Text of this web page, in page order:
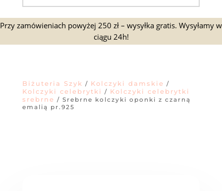
Przy zamówieniach powyżej 250 zł – wysyłka gratis. Wysyłamy w
ciągu 24h!
Biżuteria Szyk / Kolczyki damskie /
Kolczyki celebrytki / Kolczyki celebrytki
srebrne / Srebrne kolczyki oponki z czarną
emalią pr.925